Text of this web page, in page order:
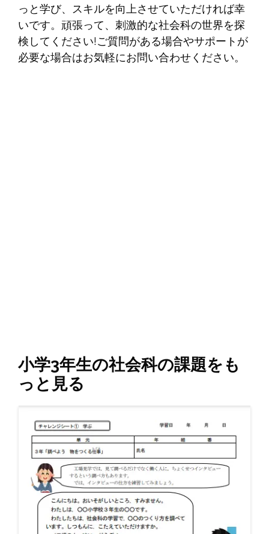
っと学び、スキルを向上させていただければ幸
いです。頑張って、刺激的な社会科の世界を探
検してください!ご質問がある場合やサポートが
必要な場合はお気軽にお問い合わせください。
小学3年生の社会科の課題をも
っと見る